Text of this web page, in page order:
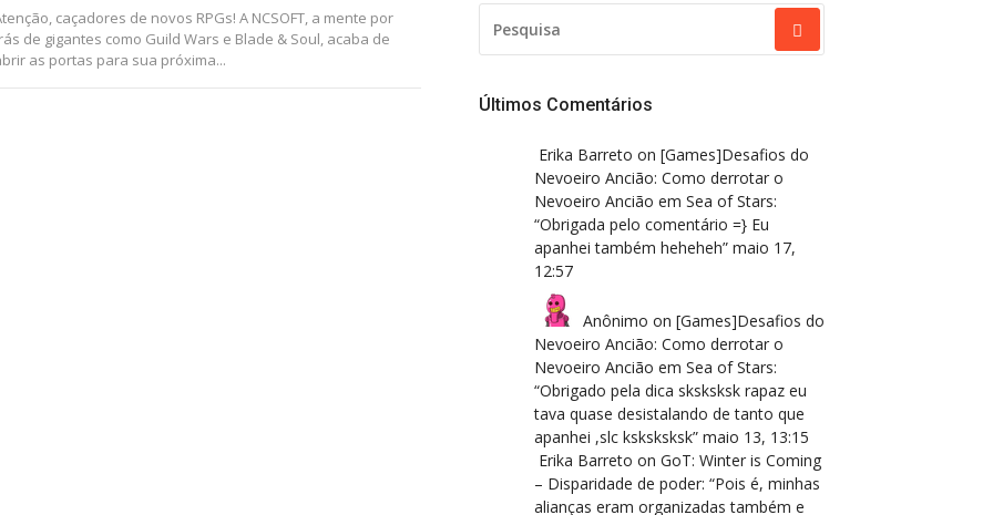
caçadores de novos RPGs! A NCSOFT, a mente por
de gigantes como Guild Wars e Blade & Soul, acaba de
as portas para sua próxima...
POR:
Últimos Comentários
Erika Barreto on [Games]Desafios do
Nevoeiro Ancião: Como derrotar o
Nevoeiro Ancião em Sea of Stars:
“Obrigada pelo comentário =} Eu
apanhei também heheheh” maio 17,
12:57
Anônimo on [Games]Desafios do
Nevoeiro Ancião: Como derrotar o
Nevoeiro Ancião em Sea of Stars:
“Obrigado pela dica sksksksk rapaz eu
tava quase desistalando de tanto que
apanhei ,slc ksksksksk” maio 13, 13:15
Erika Barreto on GoT: Winter is Coming
– Disparidade de poder: “Pois é, minhas
alianças eram organizadas também e